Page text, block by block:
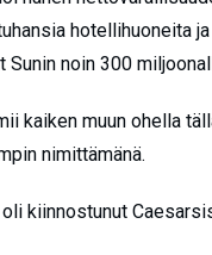
hotellihuoneita
Sunin noin 300
kaiken muun ohella
nimittämänä.
oli kiinnostunut